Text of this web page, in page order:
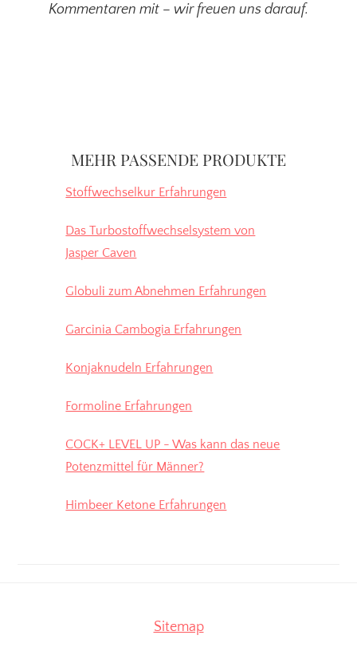
Kommentaren mit – wir freuen uns darauf.
MEHR PASSENDE PRODUKTE
Stoffwechselkur Erfahrungen
Das Turbostoffwechselsystem von
Jasper Caven
Globuli zum Abnehmen Erfahrungen
Garcinia Cambogia Erfahrungen
Konjaknudeln Erfahrungen
Formoline Erfahrungen
COCK+ LEVEL UP - Was kann das neue
Potenzmittel für Männer?
Himbeer Ketone Erfahrungen
Sitemap